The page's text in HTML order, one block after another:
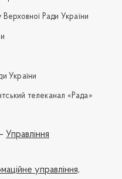
Ради України
України
телеканал «Рада»
Управління
управління,